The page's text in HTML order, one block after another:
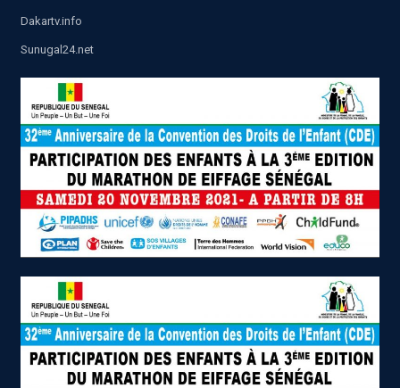
Dakartv.info
Sunugal24.net